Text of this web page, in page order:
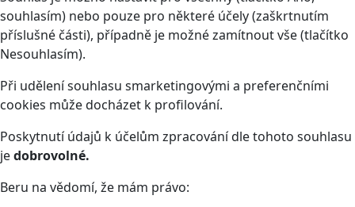
souhlasím) nebo pouze pro některé účely (zaškrtnutím
příslušné části), případně je možné zamítnout vše (tlačítko
Nesouhlasím).
Při udělení souhlasu smarketingovými a preferenčními
cookies může docházet k profilování.
Poskytnutí údajů k účelům zpracování dle tohoto souhlasu
jedobrovolné.
Beru na vědomí, že mám právo: